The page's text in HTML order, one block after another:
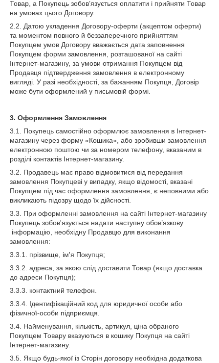
Товар, а Покупець зобов’язується оплатити і прийняти Товар
на умовах цього Договору.
2.2. Датою укладення Договору-оферти (акцептом оферти)
та моментом повного й беззаперечного прийняттям
Покупцем умов Договору вважається дата заповнення
Покупцем форми замовлення, розташованої на сайті
Інтернет-магазину, за умови отримання Покупцем від
Продавця підтвердження замовлення в електронному
вигляді. У разі необхідності, за бажанням Покупця, Договір
може бути оформлений у письмовій формі.
3. Оформлення Замовлення
3.1. Покупець самостійно оформлює замовлення в Інтернет-
магазину через форму «Кошика», або зробивши замовлення
електронною поштою чи за номером телефону, вказаним в
розділі контактів Інтернет-магазину.
3.2. Продавець має право відмовитися від передання
замовлення Покупцеві у випадку, якщо відомості, вказані
Покупцем під час оформлення замовлення, є неповними або
викликають підозру щодо їх дійсності.
3.3. При оформленні замовлення на сайті Інтернет-магазину
Покупець зобов'язується надати наступну обов’язкову
інформацію, необхідну Продавцю для виконання
замовлення:
3.3.1. прізвище, ім'я Покупця;
3.3.2. адреса, за якою слід доставити Товар (якщо доставка
до адреси Покупця);
3.3.3. контактний телефон.
3.3.4. Ідентифікаційний код для юридичної особи або
фізичної-особи підприємця.
3.4. Найменування, кількість, артикул, ціна обраного
Покупцем Товару вказуються в кошику Покупця на сайті
Інтернет-магазину.
3.5. Якщо будь-якої із Сторін договору необхідна додаткова